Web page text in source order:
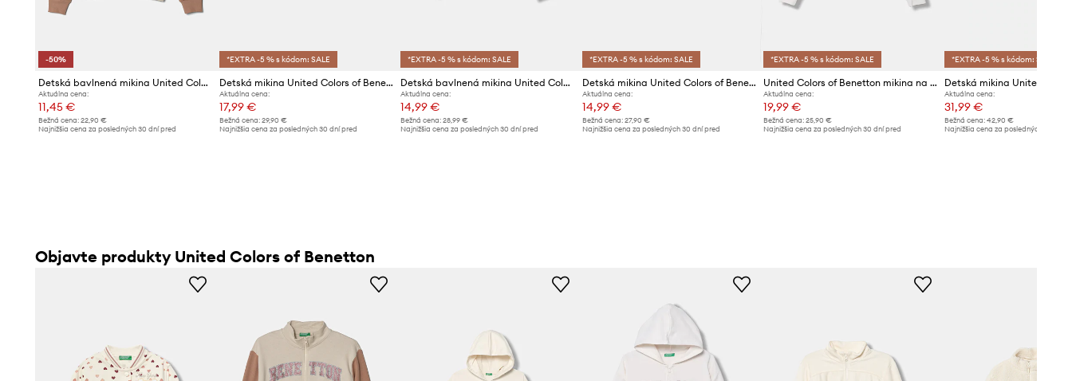
-50%
Detská bavlnená mikina United Colors of Benetton
Aktuálna cena:
11,45 €
Bežná cena: 22,90 €
Najnižšia cena za posledných 30 dní pred
*EXTRA -5 % s kódom: SALE
Detská mikina United Colors of Benetton
Aktuálna cena:
17,99 €
Bežná cena:29,90 €
Najnižšia cena za posledných 30 dní pred
*EXTRA -5 % s kódom: SALE
Detská bavlnená mikina United Colors of Benetton
Aktuálna cena:
14,99 €
Bežná cena: 28,99 €
Najnižšia cena za posledných 30 dní pred
*EXTRA -5 % s kódom: SALE
Detská mikina United Colors of Benetton
Aktuálna cena:
14,99 €
Bežná cena: 27,90 €
Najnižšia cena za posledných 30 dní pred
*EXTRA -5 % s kódom: SALE
United Colors of Benetton mikina na zips s kapucňou detská bavlnená
Aktuálna cena:
19,99 €
Bežná cena:25,90 €
Najnižšia cena za posledných 30 dní pred
*EXTRA -5 % s kódom: SALE
Aktuálna cena:
31,99 €
Bežná cena: 42,90 €
Najnižšia cena za posledných 30 dní
Objavte produkty United Colors of Benetton